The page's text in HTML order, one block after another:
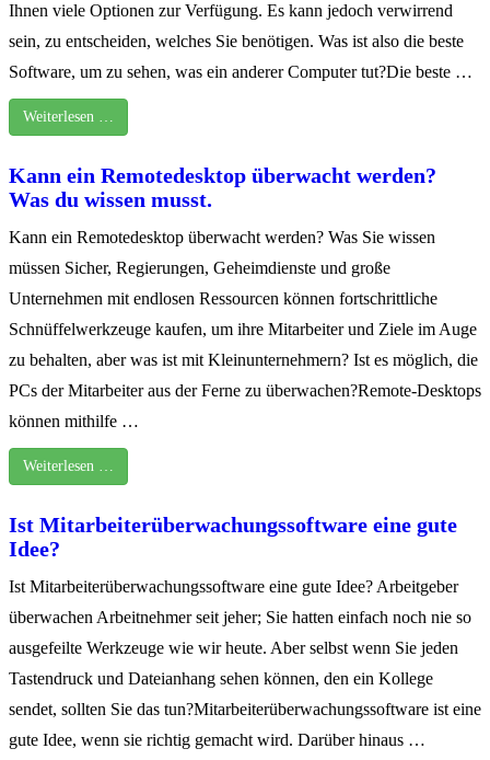
Ihnen viele Optionen zur Verfügung. Es kann jedoch verwirrend
sein, zu entscheiden, welches Sie benötigen. Was ist also die beste
Software, um zu sehen, was ein anderer Computer tut?Die beste …
Weiterlesen …
Kann ein Remotedesktop überwacht werden?
Was du wissen musst.
Kann ein Remotedesktop überwacht werden? Was Sie wissen
müssen Sicher, Regierungen, Geheimdienste und große
Unternehmen mit endlosen Ressourcen können fortschrittliche
Schnüffelwerkzeuge kaufen, um ihre Mitarbeiter und Ziele im Auge
zu behalten, aber was ist mit Kleinunternehmern? Ist es möglich, die
PCs der Mitarbeiter aus der Ferne zu überwachen?Remote-Desktops
können mithilfe …
Weiterlesen …
Ist Mitarbeiterüberwachungssoftware eine gute
Idee?
Ist Mitarbeiterüberwachungssoftware eine gute Idee? Arbeitgeber
überwachen Arbeitnehmer seit jeher; Sie hatten einfach noch nie so
ausgefeilte Werkzeuge wie wir heute. Aber selbst wenn Sie jeden
Tastendruck und Dateianhang sehen können, den ein Kollege
sendet, sollten Sie das tun?Mitarbeiterüberwachungssoftware ist eine
gute Idee, wenn sie richtig gemacht wird. Darüber hinaus …